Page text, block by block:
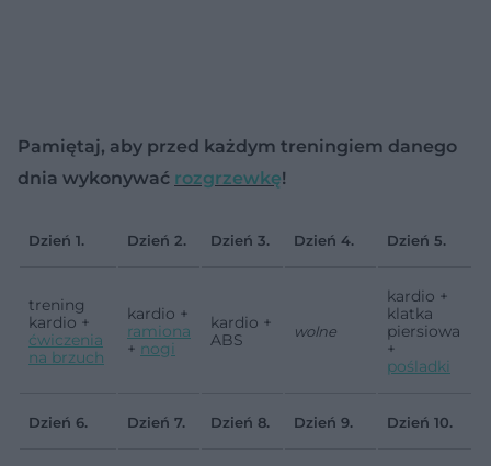
Pamiętaj, aby przed każdym treningiem danego
dnia wykonywać rozgrzewkę!
Dzień 1. Dzień 2. Dzień 3. Dzień 4. Dzień 5.
trening
kardio +
ćwiczenia
na brzuch
kardio +
ramiona
+ nogi
kardio +
ABS
wolne
kardio +
klatka
piersiowa
+
pośladki
Dzień 6. Dzień 7. Dzień 8. Dzień 9. Dzień 10.